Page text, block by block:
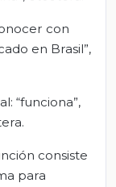
con
en Brasil”,
“funciona”,
consiste
para